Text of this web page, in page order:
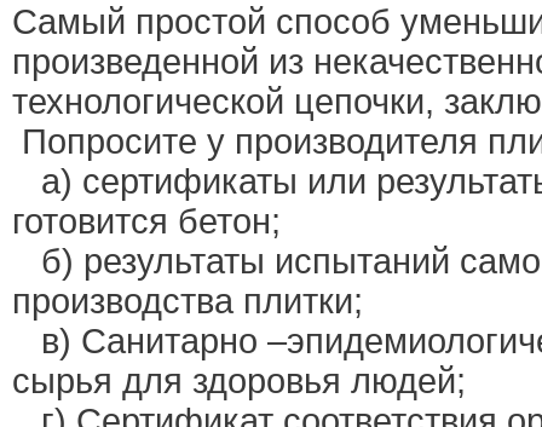
Самый простой способ
произведенной из
технологической цепочки,
Попросите у производителя
а) сертификаты или
готовится бетон;
б) результаты испытаний
производства плитки;
в) Санитарно
сырья для здоровья людей;